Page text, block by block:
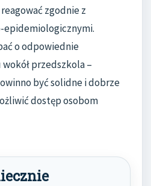
zgodnie z
epidemiologicznymi.
o odpowiednie
przedszkola –
być solidne i dobrze
dostęp osobom